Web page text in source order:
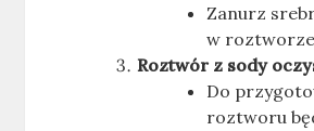
Zanurz
w roztworze
Roztwór z sody
Do
roztworu